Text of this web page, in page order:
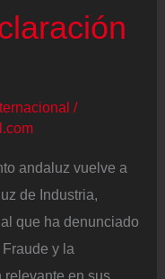
/
andaluz vuelve a
de Industria,
que ha denunciado
y la
relevante en sus